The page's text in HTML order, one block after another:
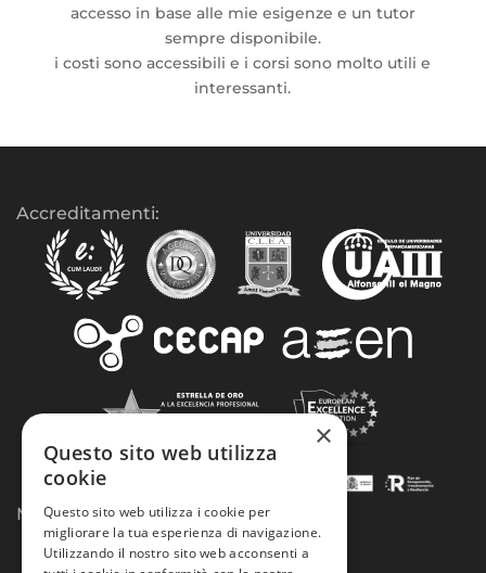
accesso in base alle mie esigenze e un tutor
sempre disponibile.
i costi sono accessibili e i corsi sono molto utili e
interessanti.
Accreditamenti:
Modalità di pagamento:
×
Questo sito web utilizza
cookie
Questo sito web utilizza i cookie per
migliorare la tua esperienza di navigazione.
Utilizzando il nostro sito web acconsenti a